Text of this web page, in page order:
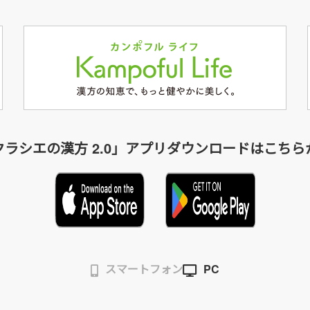
ラシエの漢方 2.0」アプリダウンロードはこちら
スマートフォン PC